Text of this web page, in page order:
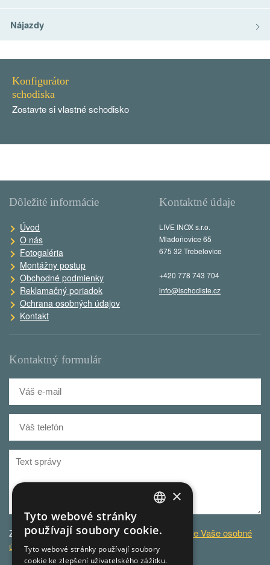
Nájazdy
Konfigurátor
schodiska
Zostavte si vlastné schodisko
Dôležité informácie
Úvod
O nás
Fotogaléria
Montážny postup
Obchodné podmienky
Reklamačný poriadok
Ochrana osobných údajov
Kontakt
Kontaktný formulár
Za účelom zodpovedania dotazuspracovávame Vaše osobné
údaje.
Kontaktné údaje
LIVE INOX s.r.o.
Mladoňovice 65
675 32 Třebelovice
+420 778 743 704
info@ischodiste.cz
×
Tyto webové stránky
používají soubory cookie.
Tyto webové stránky používají soubory
cookie ke zlepšení uživatelského zážitku.